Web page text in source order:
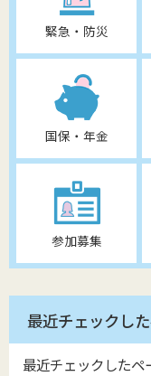
緊急・防災
国保・年金
参加募集
最近チェックし
最近チェックしたペ